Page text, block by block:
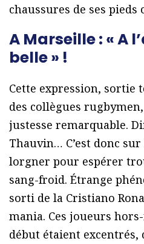
chaussures de ses pieds
A Marseille : « A
belle » !
Cette expression,
des collègues
justesse remarquable.
Thauvin… C’est donc
lorgner pour espérer
sang-froid. Étrange
sorti de la Cristiano
mania. Ces joueurs
début étaient